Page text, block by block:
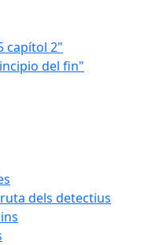
capítol 2"
del fin"
dels detectius